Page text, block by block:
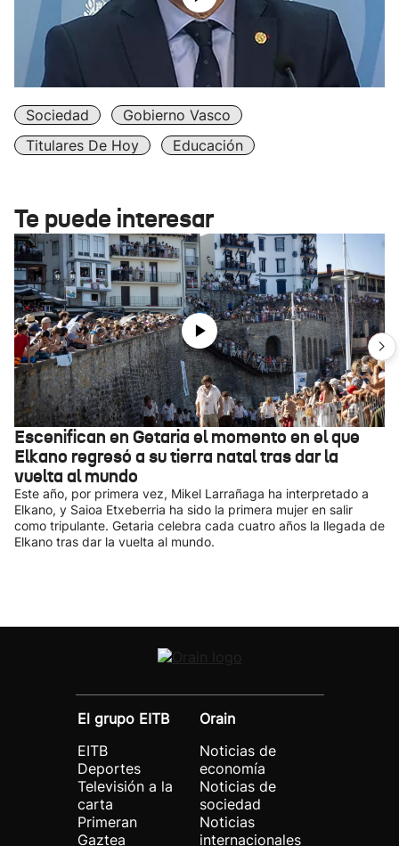
Sociedad
Gobierno Vasco
Titulares De Hoy
Educación
Te puede interesar
Escenifican en Getaria el momento en el que
Elkano regresó a su tierra natal tras dar la
vuelta al mundo
Este año, por primera vez, Mikel Larrañaga ha interpretado a
Elkano, y Saioa Etxeberria ha sido la primera mujer en salir
como tripulante. Getaria celebra cada cuatro años la llegada de
Elkano tras dar la vuelta al mundo.
El grupo EITB
EITB
Deportes
Televisión a la
carta
Primeran
Gaztea
Orain
Noticias de
economía
Noticias de
sociedad
Noticias
internacionales